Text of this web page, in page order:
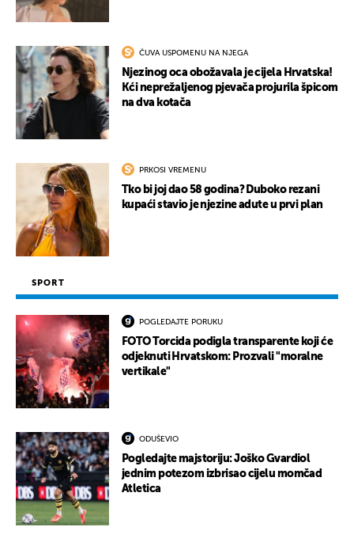
ČUVA USPOMENU NA NJEGA
Njezinog oca obožavala je cijela Hrvatska!
Kći neprežaljenog pjevača projurila špicom
na dva kotača
PRKOSI VREMENU
Tko bi joj dao 58 godina? Duboko rezani
kupaći stavio je njezine adute u prvi plan
SPORT
POGLEDAJTE PORUKU
FOTO Torcida podigla transparente koji će
odjeknuti Hrvatskom: Prozvali "moralne
vertikale"
ODUŠEVIO
Pogledajte majstoriju: Joško Gvardiol
jednim potezom izbrisao cijelu momčad
Atletica